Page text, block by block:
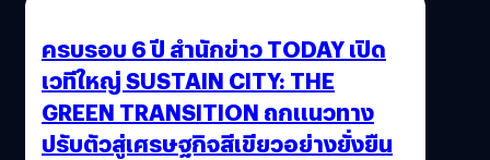
ครบรอบ 6 ปี สำนักข่าว TODAY เปิด
เวทีใหญ่ SUSTAIN CITY: THE
GREEN TRANSITION ถกแนวทาง
ปรับตัวสู่เศรษฐกิจสีเขียวอย่างยั่งยืน